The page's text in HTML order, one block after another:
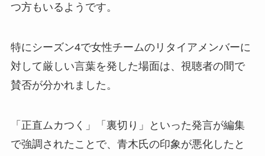
つ方もいるようです。
特にシーズン4で女性チームのリタイアメンバーに
対して厳しい言葉を発した場面は、視聴者の間で
賛否が分かれました。
「正直ムカつく」「裏切り」といった発言が編集
で強調されたことで、青木氏の印象が悪化したと